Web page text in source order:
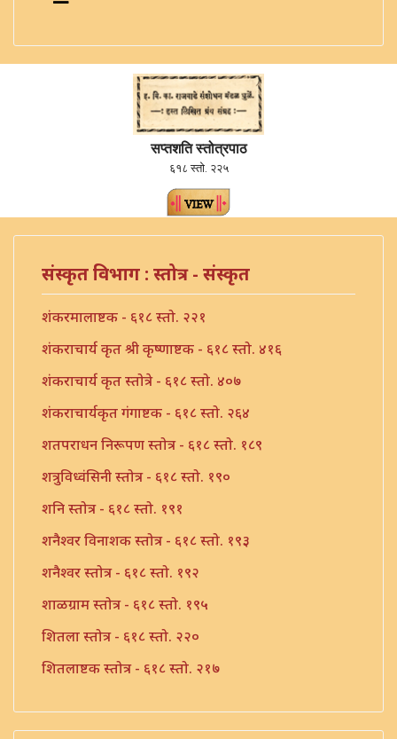
सप्तशति स्तोत्रपाठ
६१८ स्तो. २२५
संस्कृत विभाग : स्तोत्र - संस्कृत
शंकरमालाष्टक - ६१८ स्तो. २२१
शंकराचार्य कृत श्री कृष्णाष्टक - ६१८ स्तो. ४१६
शंकराचार्य कृत स्तोत्रे - ६१८ स्तो. ४०७
शंकराचार्यकृत गंगाष्टक - ६१८ स्तो. २६४
शतपराधन निरूपण स्तोत्र - ६१८ स्तो. १८९
शत्रुविध्वंसिनी स्तोत्र - ६१८ स्तो. १९०
शनि स्तोत्र - ६१८ स्तो. १९१
शनैश्वर विनाशक स्तोत्र - ६१८ स्तो. १९३
शनैश्वर स्तोत्र - ६१८ स्तो. १९२
शाळग्राम स्तोत्र - ६१८ स्तो. १९५
शितला स्तोत्र - ६१८ स्तो. २२०
शितलाष्टक स्तोत्र - ६१८ स्तो. २१७
शिव नामावली - ६१८ स्तो. ३९०